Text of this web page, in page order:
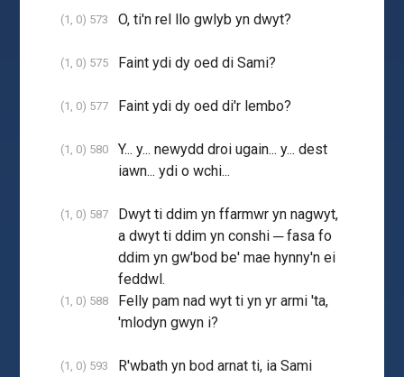
(1, 0) 573 O, ti'n rel llo gwlyb yn dwyt?
(1, 0) 575 Faint ydi dy oed di Sami?
(1, 0) 577 Faint ydi dy oed di'r lembo?
(1, 0) 580
Y... y... newydd droi ugain... y... dest
iawn... ydi o wchi...
(1, 0) 587
Dwyt ti ddim yn ffarmwr yn nagwyt,
a dwyt ti ddim yn conshi ─ fasa fo
ddim yn gw'bod be' mae hynny'n ei
feddwl.
(1, 0) 588
Felly pam nad wyt ti yn yr armi 'ta,
'mlodyn gwyn i?
(1, 0) 593
R'wbath yn bod arnat ti, ia Sami